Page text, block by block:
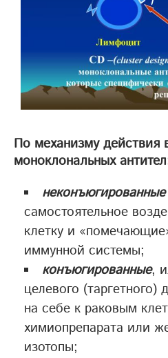
По механизму действия
моноклональных
неконъюгированные
самостоятельное
клетку и
иммунной системы;
конъюгированные,
целевого
на себе к раковым
химиопрепарата или
изотопы;